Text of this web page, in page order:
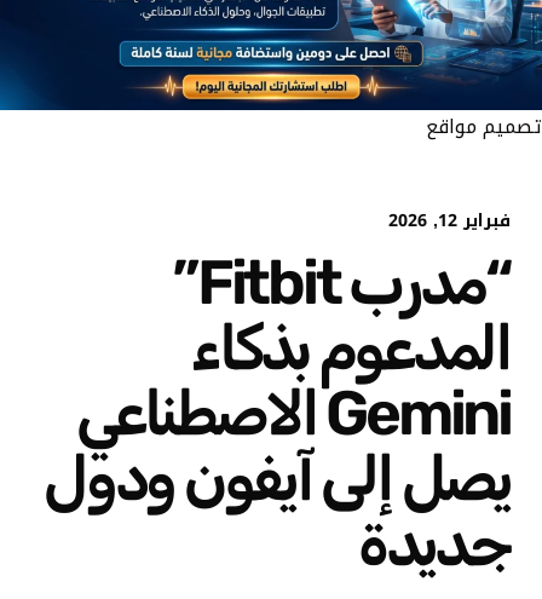
تصميم مواقع
فبراير 12, 2026
“مدرب Fitbit”
المدعوم بذكاء
Gemini الاصطناعي
يصل إلى آيفون ودول
جديدة